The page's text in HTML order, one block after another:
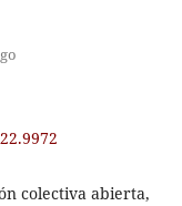
colectiva abierta,